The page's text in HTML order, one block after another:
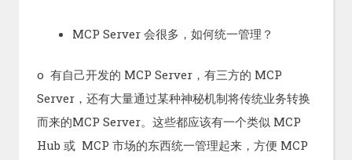
MCP Server 会很多，如何统一管理？
o 有自己开发的 MCP Server，有三方的 MCP
Server，还有大量通过某种神秘机制将传统业务转换
而来的MCP Server。这些都应该有一个类似 MCP
Hub 或 MCP 市场的东西统一管理起来，方便 MCP